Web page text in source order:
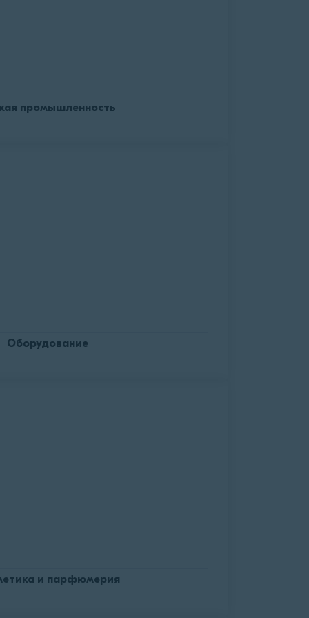
промышленность
Оборудование
и парфюмерия